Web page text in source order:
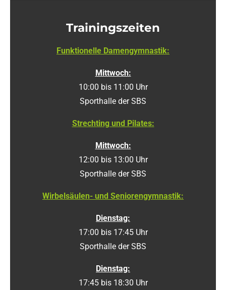
Trainingszeiten
Funktionelle Damengymnastik:
Mittwoch:
10:00 bis 11:00 Uhr
Sporthalle der SBS
Strechting und Pilates:
Mittwoch:
12:00 bis 13:00 Uhr
Sporthalle der SBS
Wirbelsäulen- und Seniorengymnastik:
Dienstag:
17:00 bis 17:45 Uhr
Sporthalle der SBS
Dienstag:
17:45 bis 18:30 Uhr